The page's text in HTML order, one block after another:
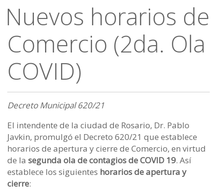
Nuevos horarios de
Comercio (2da. Ola
COVID)
Decreto Municipal 620/21
El intendente de la ciudad de Rosario, Dr. Pablo
Javkin, promulgó el Decreto 620/21 que establece
horarios de apertura y cierre de Comercio, en virtud
de la segunda ola de contagios de COVID 19. Así
establece los siguientes horarios de apertura y
cierre: